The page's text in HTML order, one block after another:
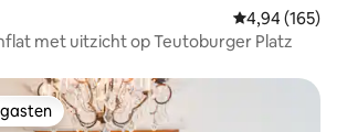
Gemiddelde
4,94 (165)
met uitzicht op Teutoburger Platz
gasten